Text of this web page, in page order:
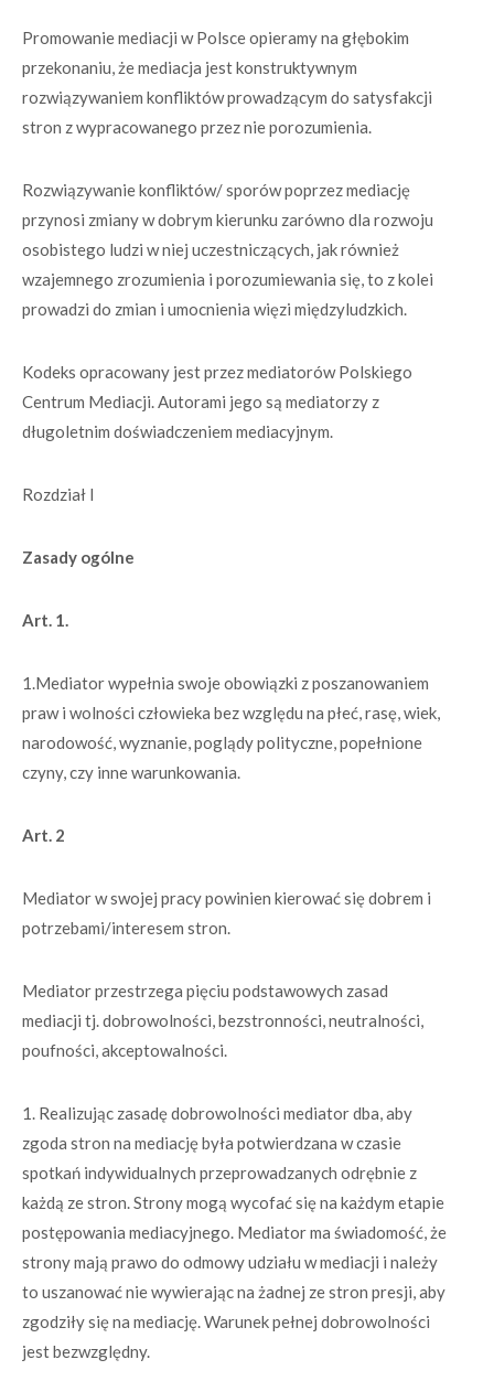
Promowanie mediacji w Polsce opieramy na głębokim
przekonaniu, że mediacja jest konstruktywnym
rozwiązywaniem konfliktów prowadzącym do satysfakcji
stron z wypracowanego przez nie porozumienia.
Rozwiązywanie konfliktów/ sporów poprzez mediację
przynosi zmiany w dobrym kierunku zarówno dla rozwoju
osobistego ludzi w niej uczestniczących, jak również
wzajemnego zrozumienia i porozumiewania się, to z kolei
prowadzi do zmian i umocnienia więzi międzyludzkich.
Kodeks opracowany jest przez mediatorów Polskiego
Centrum Mediacji. Autorami jego są mediatorzy z
długoletnim doświadczeniem mediacyjnym.
Rozdział I
Zasady ogólne
Art. 1.
1.Mediator wypełnia swoje obowiązki z poszanowaniem
praw i wolności człowieka bez względu na płeć, rasę, wiek,
narodowość, wyznanie, poglądy polityczne, popełnione
czyny, czy inne warunkowania.
Art. 2
Mediator w swojej pracy powinien kierować się dobrem i
potrzebami/interesem stron.
Mediator przestrzega pięciu podstawowych zasad
mediacji tj. dobrowolności, bezstronności, neutralności,
poufności, akceptowalności.
1. Realizując zasadę dobrowolności mediator dba, aby
zgoda stron na mediację była potwierdzana w czasie
spotkań indywidualnych przeprowadzanych odrębnie z
każdą ze stron. Strony mogą wycofać się na każdym etapie
postępowania mediacyjnego. Mediator ma świadomość, że
strony mają prawo do odmowy udziału w mediacji i należy
to uszanować nie wywierając na żadnej ze stron presji, aby
zgodziły się na mediację. Warunek pełnej dobrowolności
jest bezwzględny.